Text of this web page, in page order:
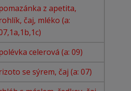
z apetita,
čaj, mléko (a:
celerová (a: 09)
se sýrem, čaj (a: 07)